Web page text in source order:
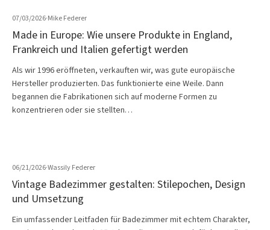
07/03/2026·Mike Federer
Made in Europe: Wie unsere Produkte in England,
Frankreich und Italien gefertigt werden
Als wir 1996 eröffneten, verkauften wir, was gute europäische
Hersteller produzierten. Das funktionierte eine Weile. Dann
begannen die Fabrikationen sich auf moderne Formen zu
konzentrieren oder sie stellten…
06/21/2026·Wassily Federer
Vintage Badezimmer gestalten: Stilepochen, Design
und Umsetzung
Ein umfassender Leitfaden für Badezimmer mit echtem Charakter,